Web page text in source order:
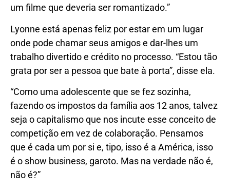
um filme que deveria ser romantizado.”
Lyonne está apenas feliz por estar em um lugar
onde pode chamar seus amigos e dar-lhes um
trabalho divertido e crédito no processo. “Estou tão
grata por ser a pessoa que bate à porta”, disse ela.
“Como uma adolescente que se fez sozinha,
fazendo os impostos da família aos 12 anos, talvez
seja o capitalismo que nos incute esse conceito de
competição em vez de colaboração. Pensamos
que é cada um por si e, tipo, isso é a América, isso
é o show business, garoto. Mas na verdade não é,
não é?”